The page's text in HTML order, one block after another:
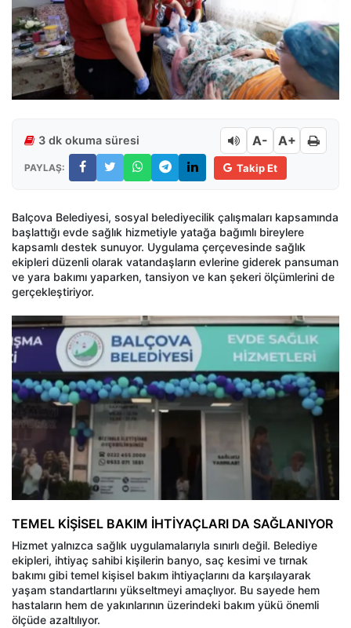
3 dk okuma süresi A- A+
PAYLAŞ: Takip Et
Balçova Belediyesi, sosyal belediyecilik çalışmaları kapsamında
başlattığı evde sağlık hizmetiyle yatağa bağımlı bireylere
kapsamlı destek sunuyor. Uygulama çerçevesinde sağlık
ekipleri düzenli olarak vatandaşların evlerine giderek pansuman
ve yara bakımı yaparken, tansiyon ve kan şekeri ölçümlerini de
gerçekleştiriyor.
TEMEL KİŞİSEL BAKIM İHTİYAÇLARI DA SAĞLANIYOR
Hizmet yalnızca sağlık uygulamalarıyla sınırlı değil. Belediye
ekipleri, ihtiyaç sahibi kişilerin banyo, saç kesimi ve tırnak
bakımı gibi temel kişisel bakım ihtiyaçlarını da karşılayarak
yaşam standartlarını yükseltmeyi amaçlıyor. Bu sayede hem
hastaların hem de yakınlarının üzerindeki bakım yükü önemli
ölçüde azaltılıyor.